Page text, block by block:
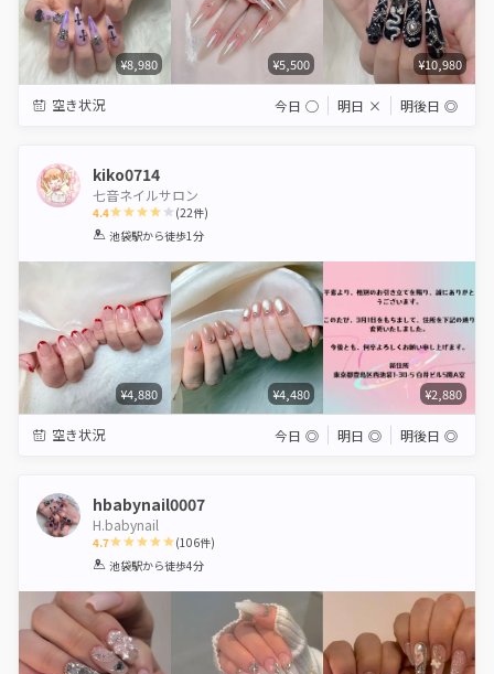
¥8,980 ¥5,500 ¥10,980
空き状況 今日 ◯ 明日 × 明後日 ◎
kiko0714
七音ネイルサロン
4.4
1 2 3 4 5
(22件)
池袋駅から徒歩1分
¥4,880 ¥4,480 ¥2,880
空き状況 今日 ◎ 明日 ◎ 明後日 ◎
hbabynail0007
H.babynail
4.7
1 2 3 4 5
(106件)
池袋駅から徒歩4分